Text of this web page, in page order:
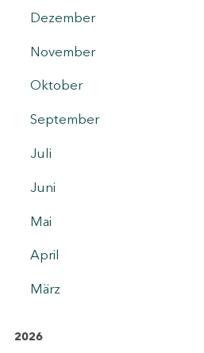
Dezember
November
Oktober
September
Juli
Juni
Mai
April
März
2026